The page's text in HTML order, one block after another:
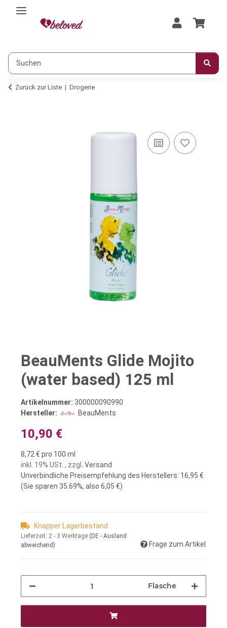
Zurück zur Liste Drogerie
BeauMents Glide Mojito
(water based) 125 ml
Artikelnummer: 300000090990
Hersteller:
BeauMents
10,90 €
8,72 € pro 100 ml
inkl. 19% USt. , zzgl. Versand
Unverbindliche Preisempfehlung des Herstellers: 16,95 €
(Sie sparen 35.69%, also 6,05 €)
Knapper Lagerbestand
Lieferzeit: 2 - 3 Werktage (DE - Ausland
abweichend)
Frage zum Artikel
Flasche